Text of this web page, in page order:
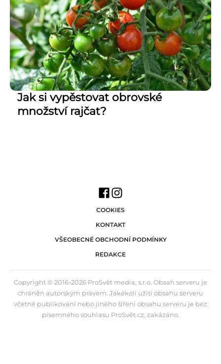
Jak si vypěstovat obrovské
množství rajčat?
COOKIES
KONTAKT
VŠEOBECNÉ OBCHODNÍ PODMÍNKY
REDAKCE
Copyright © 2016-2026 ProSvět media, s.r.o. Obsah serveru je
chráněn autorským právem. Jakékoli užití obsahu serveru
včetně publikování nebo jiného šíření obsahu serveru je bez
písemného souhlasu ProSvět.cz, zakázáno.